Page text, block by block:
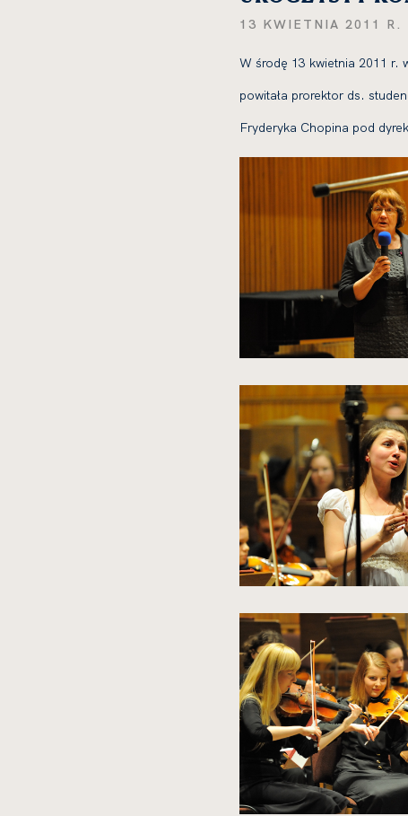
13 KWIETNIA 2011 R.
W śro­dę 13 kwiet­nia 2011 r.
powi­ta­ła pro­rek­tor ds.
Fryderyka Chopina pod
spowoduje
powiększenie
zdjęcia
do
rozmiarów
oryginalnych
spowoduje
powiększenie
zdjęcia
do
rozmiarów
oryginalnych